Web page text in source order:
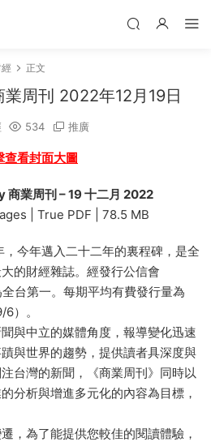
正文
周刊 2022年12月19日
534 推廣
查看封面大圖
業周刊 – 19 十二月 2022
| True PDF | 78.5 MB
，今年邁入二十二年的裏程碑，是全
的財經雜誌。經發行公信會
全台第一。每期平均有費發行量為
）。
與中立的媒體角度，報導變化迅速
與世界的趨勢，提供讀者具深度與
台灣的新聞，《商業周刊》同時以
分析與增進多元化的內容為目標，
，為了能提供您較佳的閱讀體驗，